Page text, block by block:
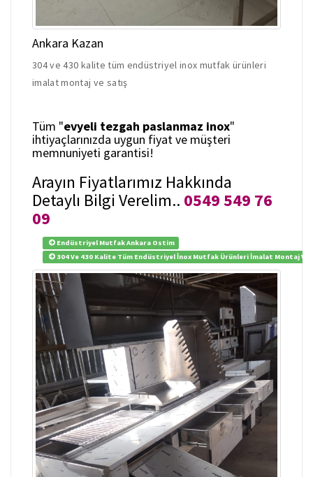
Ankara Kazan
304 ve 430 kalite tüm endüstriyel inox mutfak ürünleri
imalat montaj ve satış
Tüm "evyeli tezgah paslanmaz inox"
ihtiyaçlarınızda uygun fiyat ve müşteri
memnuniyeti garantisi!
Arayın Fiyatlarımız Hakkında
Detaylı Bilgi Verelim.. 0549 549 76
09
Endüstriyel Mutfak Ankara Ostim
304 Ve 430 Kalite Tüm Endüstriyel İnox Mutfak Ürünleri İmalat Montaj Ve